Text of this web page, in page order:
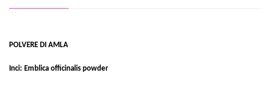
POLVERE DI AMLA
Inci: Emblica officinalis powder